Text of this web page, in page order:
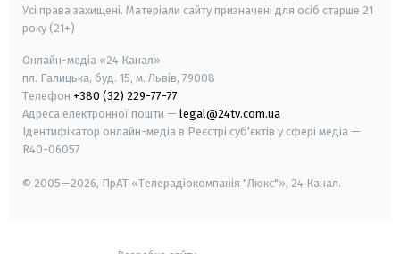
Усі права захищені. Матеріали сайту призначені для осіб старше 21
року (21+)
Онлайн-медіа «24 Канал»
пл. Галицька, буд. 15, м. Львів, 79008
Телефон +380 (32) 229-77-77
Адреса електронної пошти — legal@24tv.com.ua
Ідентифікатор онлайн-медіа в Реєстрі суб'єктів у сфері медіа —
R40-06057
© 2005—2026, ПрАТ «Телерадіокомпанія "Люкс"», 24 Канал.